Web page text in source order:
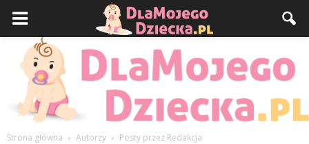
Strona główna Autorzy Posty przez Redakcja